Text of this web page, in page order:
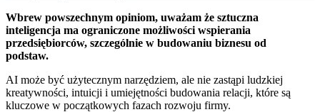
Wbrew powszechnym opiniom, uważam że sztuczna
inteligencja ma ograniczone możliwości wspierania
przedsiębiorców, szczególnie w budowaniu biznesu od
podstaw.
AI może być użytecznym narzędziem, ale nie zastąpi ludzkiej
kreatywności, intuicji i umiejętności budowania relacji, które są
kluczowe w początkowych fazach rozwoju firmy.